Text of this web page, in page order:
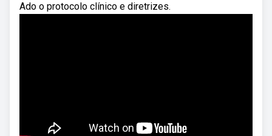
Ado o protocolo clínico e diretrizes.